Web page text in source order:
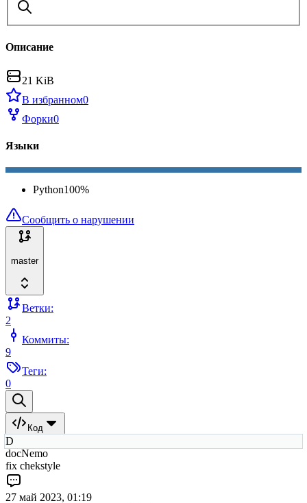
Описание
21 KiB
В избранном0
Форки0
Языки
Python100%
Сообщить о нарушении
master
Ветки:
2
Коммиты:
9
Теги:
0
Код
D
docNemo
fix chekstyle
27 май 2023, 01:19